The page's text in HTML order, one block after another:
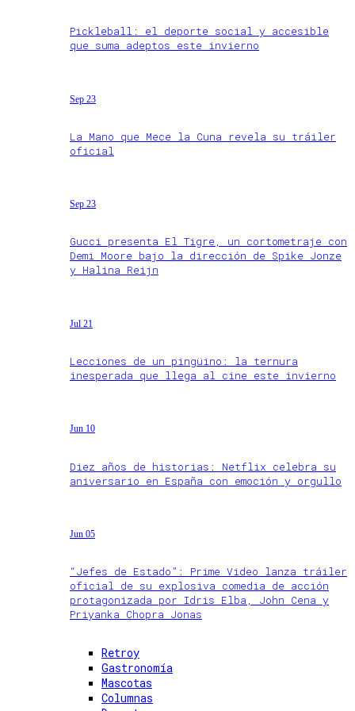
Pickleball: el deporte social y accesible
que suma adeptos este invierno
Sep 23
La Mano que Mece la Cuna revela su tráiler
oficial
Sep 23
Gucci presenta El Tigre, un cortometraje con
Demi Moore bajo la dirección de Spike Jonze
y Halina Reijn
Jul 21
Lecciones de un pingüino: la ternura
inesperada que llega al cine este invierno
Jun 10
Diez años de historias: Netflix celebra su
aniversario en España con emoción y orgullo
Jun 05
“Jefes de Estado”: Prime Video lanza tráiler
oficial de su explosiva comedia de acción
protagonizada por Idris Elba, John Cena y
Priyanka Chopra Jonas
Retroy
Gastronomía
Mascotas
Columnas